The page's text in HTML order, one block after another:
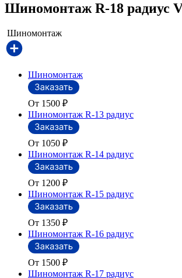
Шиномонтаж R-18 радиус
Шиномонтаж
Шиномонтаж
От 1500 ₽
Шиномонтаж R-13 радиус
От 1050 ₽
Шиномонтаж R-14 радиус
От 1200 ₽
Шиномонтаж R-15 радиус
От 1350 ₽
Шиномонтаж R-16 радиус
От 1500 ₽
Шиномонтаж R-17 радиус